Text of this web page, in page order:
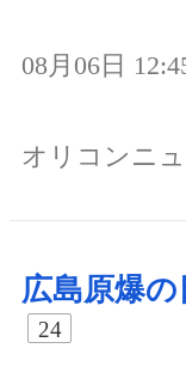
08月06日
オリコンニ
広島原爆
24